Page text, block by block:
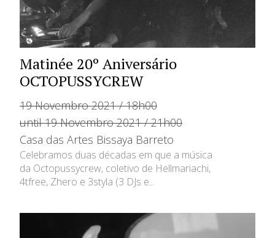
Matinée 20º Aniversário
OCTOPUSSYCREW
19 Novembro 2021 / 18h00
until 19 Novembro 2021 / 21h00
Casa das Artes Bissaya Barreto
Celebramos duas décadas em que a música
da Octopussycrew, coletivo de Hellmariachi,
4tfree, Zhero e 3styla (3 DJs e...